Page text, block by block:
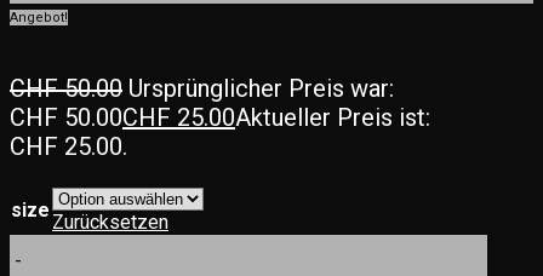
Angebot!
CHF50.00 Ursprünglicher Preis war:
CHF 50.00CHF 25.00Aktueller Preis ist:
CHF 25.00.
size
Zurücksetzen
-